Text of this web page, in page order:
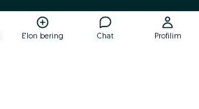
E'lon bering Chat Profilim